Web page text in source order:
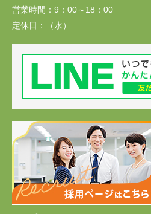
営業時間： 9：00～18：00
定休日：
（水）